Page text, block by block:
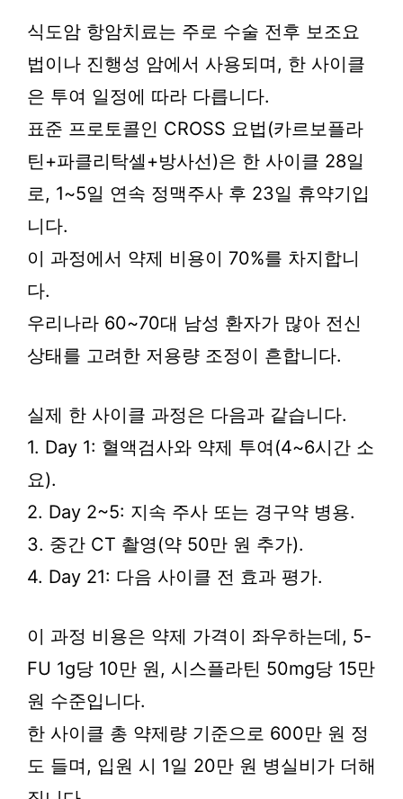
식도암 항암치료는 주로 수술 전후 보조요
법이나 진행성 암에서 사용되며, 한 사이클
은 투여 일정에 따라 다릅니다.
표준 프로토콜인 CROSS 요법(카르보플라
틴+파클리탁셀+방사선)은 한 사이클 28일
로, 1~5일 연속 정맥주사 후 23일 휴약기입
니다.
이 과정에서 약제 비용이 70%를 차지합니
다.
우리나라 60~70대 남성 환자가 많아 전신
상태를 고려한 저용량 조정이 흔합니다.
실제 한 사이클 과정은 다음과 같습니다.
1. Day 1: 혈액검사와 약제 투여(4~6시간 소
요).
2. Day 2~5: 지속 주사 또는 경구약 병용.
3. 중간 CT 촬영(약 50만 원 추가).
4. Day 21: 다음 사이클 전 효과 평가.
이 과정 비용은 약제 가격이 좌우하는데, 5-
FU 1g당 10만 원, 시스플라틴 50mg당 15만
원 수준입니다.
한 사이클 총 약제량 기준으로 600만 원 정
도 들며, 입원 시 1일 20만 원 병실비가 더해